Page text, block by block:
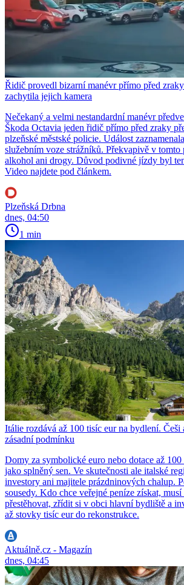
Řidič provedl bizarní manévr přímo před
zachytila jejich kamera
Nečekaný a velmi nestandardní manévr
Škoda Octavia jeden řidič přímo před zraky
plzeňské městské policie. Událost
služebním voze strážníků. Překvapivě v tomto
alkohol ani drogy. Důvod podivné jízdy byl
Video najdete pod článkem.
Plzeňská Drbna
dnes, 04:50
1 min
Itálie rozdává až 100 tisíc eur na bydlení. Češi
zásadní podmínku
Domy za symbolické euro nebo dotace až
jako splněný sen. Ve skutečnosti ale italské
investory ani majitele prázdninových chalup.
sousedy. Kdo chce veřejné peníze získat, musí
přestěhovat, zřídit si v obci hlavní bydliště a
až stovky tisíc eur do rekonstrukce.
Aktuálně.cz - Magazín
dnes, 04:45